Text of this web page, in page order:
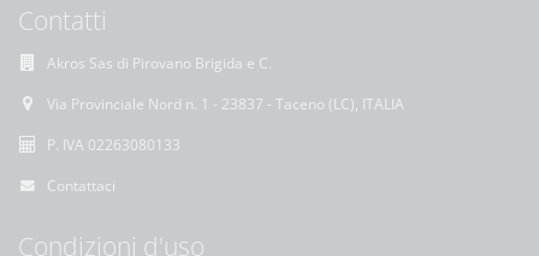
Contatti
Akros Sas di Pirovano Brigida e C.
Via Provinciale Nord n. 1 - 23837 - Taceno (LC), ITALIA
P. IVA 02263080133
Contattaci
Condizioni d'uso